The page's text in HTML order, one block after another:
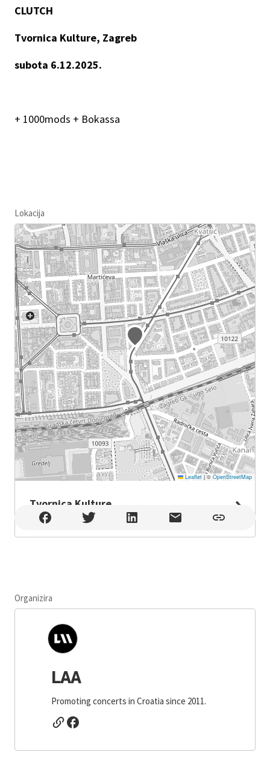
CLUTCH
Tvornica Kulture, Zagreb
subota 6.12.2025.
+ 1000mods + Bokassa
Lokacija
Leaflet |© OpenStreetMap
Tvornica Kulture
Tvornica Kulture , Zagreb
Organizira
LAA
Promoting concerts in Croatia since 2011.